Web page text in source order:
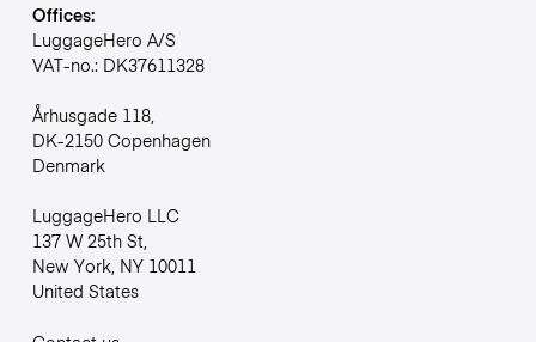
Offices:
LuggageHero A/S
VAT-no.: DK37611328
Århusgade 118,
DK-2150 Copenhagen
Denmark
LuggageHero LLC
137 W 25th St,
New York, NY 10011
United States